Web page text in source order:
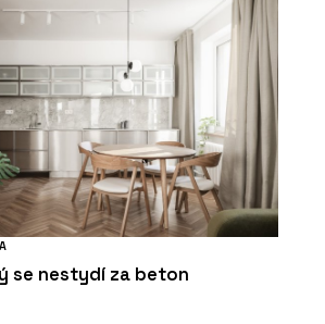
se nestydí za beton